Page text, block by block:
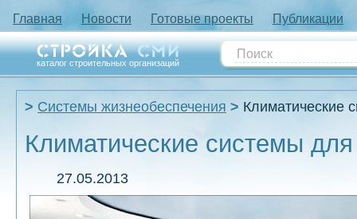
Главная Новости Готовые проекты Публикации
каталог строительных организаций
Системы жизнеобеспечения Климатические
Климатические системы
27.05.2013